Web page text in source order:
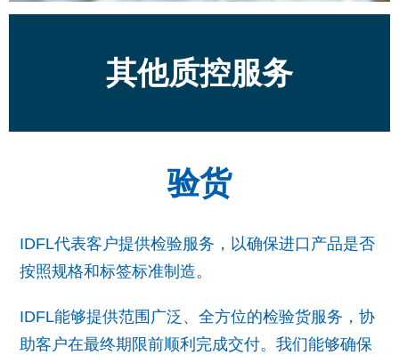
其他质控服务
验货
IDFL代表客户提供检验服务，以确保进口产品是否
按照规格和标签标准制造。
IDFL能够提供范围广泛、全方位的检验货服务，协
助客户在最终期限前顺利完成交付。我们能够确保